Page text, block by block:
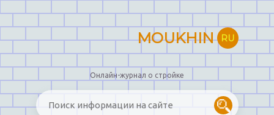
MOUKHIN RU
Онлайн-журнал о стройке